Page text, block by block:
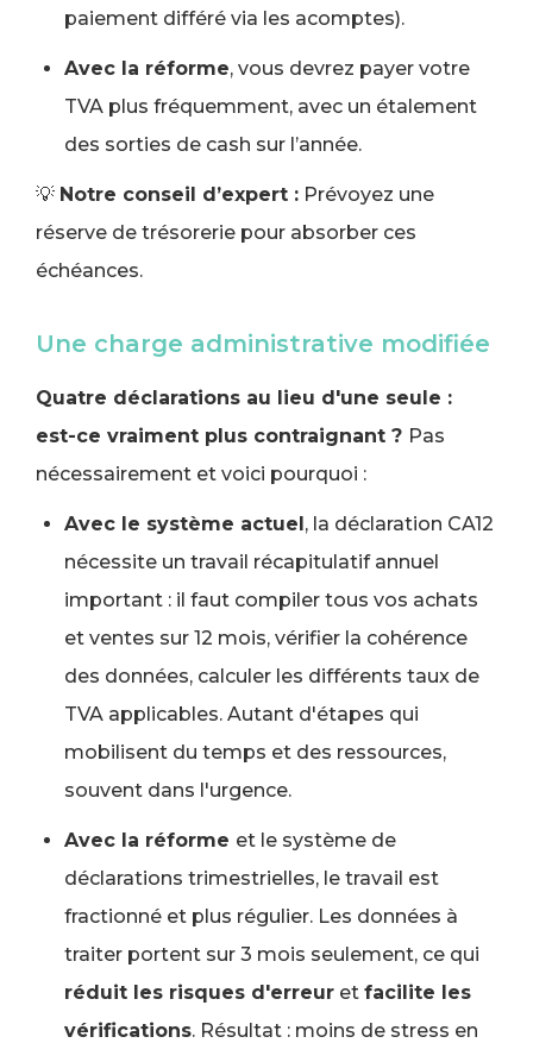
paiement différé via les acomptes).
Avec la réforme, vous devrez payer votre
TVA plus fréquemment, avec un étalement
des sorties de cash sur l’année.
💡 Notre conseil d’expert : Prévoyez une
réserve de trésorerie pour absorber ces
échéances.
Une charge administrative modifiée
Quatre déclarations au lieu d'une seule :
est-ce vraiment plus contraignant ? Pas
nécessairement et voici pourquoi :
Avec le système actuel, la déclaration CA12
nécessite un travail récapitulatif annuel
important : il faut compiler tous vos achats
et ventes sur 12 mois, vérifier la cohérence
des données, calculer les différents taux de
TVA applicables. Autant d'étapes qui
mobilisent du temps et des ressources,
souvent dans l'urgence.
Avec la réforme et le système de
déclarations trimestrielles, le travail est
fractionné et plus régulier. Les données à
traiter portent sur 3 mois seulement, ce qui
réduit les risques d'erreur et facilite les
vérifications. Résultat : moins de stress en